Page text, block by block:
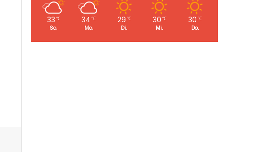
33 ℃
So.
34 ℃
Mo.
29 ℃
Di.
30 ℃
Mi.
30 ℃
Do.